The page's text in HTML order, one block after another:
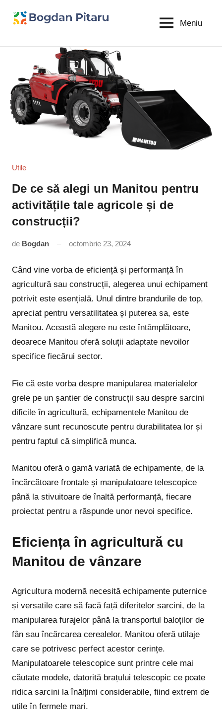
Bogdan
Pitaru
Meniu
Utile
De ce să alegi un Manitou pentru
activitățile tale agricole și de
construcții?
de Bogdan octombrie 23, 2024
Când vine vorba de eficiență și performanță în
agricultură sau construcții, alegerea unui echipament
potrivit este esențială. Unul dintre brandurile de top,
apreciat pentru versatilitatea și puterea sa, este
Manitou. Această alegere nu este întâmplătoare,
deoarece Manitou oferă soluții adaptate nevoilor
specifice fiecărui sector.
Fie că este vorba despre manipularea materialelor
grele pe un șantier de construcții sau despre sarcini
dificile în agricultură, echipamentele Manitou de
vânzare sunt recunoscute pentru durabilitatea lor și
pentru faptul că simplifică munca.
Manitou oferă o gamă variată de echipamente, de la
încărcătoare frontale și manipulatoare telescopice
până la stivuitoare de înaltă performanță, fiecare
proiectat pentru a răspunde unor nevoi specifice.
Eficiența în agricultură cu
Manitou de vânzare
Agricultura modernă necesită echipamente puternice
și versatile care să facă față diferitelor sarcini, de la
manipularea furajelor până la transportul baloților de
fân sau încărcarea cerealelor. Manitou oferă utilaje
care se potrivesc perfect acestor cerințe.
Manipulatoarele telescopice sunt printre cele mai
căutate modele, datorită brațului telescopic ce poate
ridica sarcini la înălțimi considerabile, fiind extrem de
utile în fermele mari.